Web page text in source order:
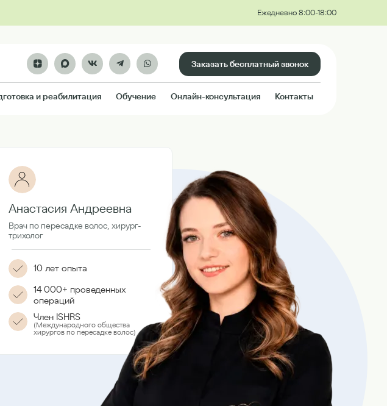
Ежедневно 8:00-18:00
Заказать бесплатный звонок
и реабилитация Обучение Онлайн-консультация Контакты
Анастасия Андреевна
Врач по пересадке волос, хирург-
трихолог
10 лет опыта
14 000+ проведенных
операций
Член ISHRS
(Международного общества
хирургов по пересадке волос)